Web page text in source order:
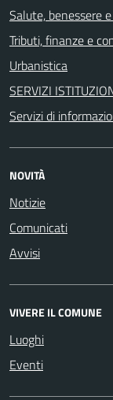
Salute, benessere
Tributi, finanze e
Urbanistica
SERVIZI
Servizi di
NOVITÀ
Notizie
Comunicati
Avvisi
VIVERE IL COMUNE
Luoghi
Eventi